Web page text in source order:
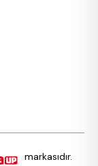
markasıdır.